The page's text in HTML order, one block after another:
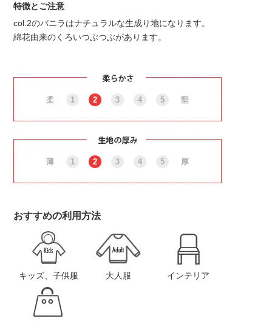
特徴とご注意
col.2のバニラはナチュラルな生成り地になります。
綿花由来のくろいつぶつぶがあります。
柔 1 2 3 4 5 堅
薄 1 2 3 4 5 厚
おすすめの利用方法
キッズ、子供服 大人服 インテリア